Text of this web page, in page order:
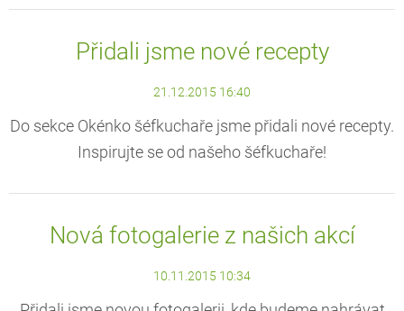
Přidali jsme nové recepty
21.12.2015 16:40
Do sekce Okénko šéfkuchaře jsme přidali nové recepty.
Inspirujte se od našeho šéfkuchaře!
Nová fotogalerie z našich akcí
10.11.2015 10:34